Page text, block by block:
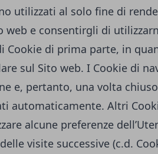
utilizzati al solo fine di
web e consentirgli di
Cookie di prima parte, in
sul Sito web. I Cookie di
e, pertanto, una volta
automaticamente. Altri
alcune preferenze
visite successive (c.d.